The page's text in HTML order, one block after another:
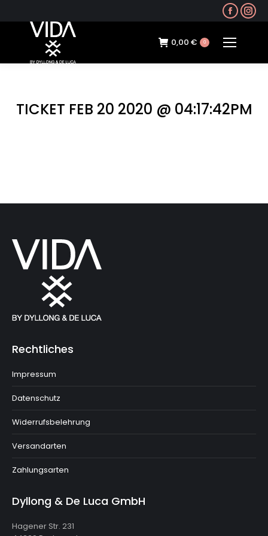
page
opens
0,00 € 0
TICKET FEB 20 2020 @ 04:17:42PM
Rechtliches
Impressum
Datenschutz
Widerrufsbelehrung
Versandarten
Zahlungsarten
Dyllong & De Luca GmbH
Hagener Str. 231